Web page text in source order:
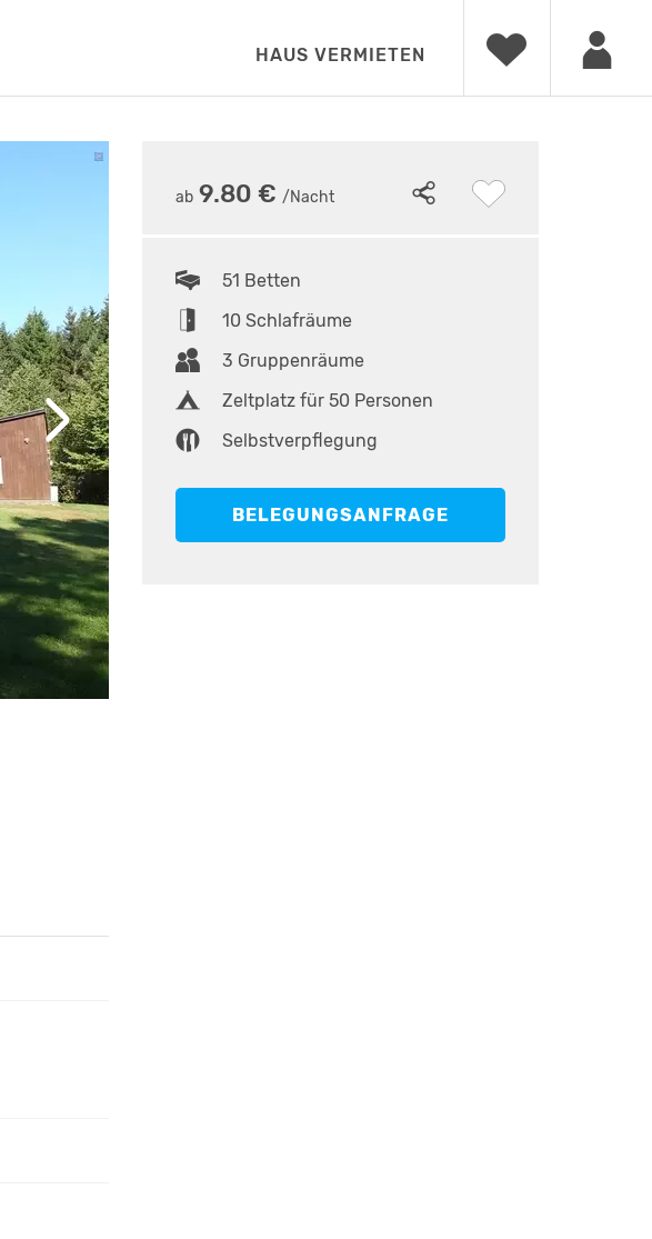
HAUS VERMIETEN
ab 9.80 €/Nacht
51 Betten
10 Schlafräume
3 Gruppenräume
Zeltplatz für 50 Personen
Selbstverpflegung
BELEGUNGSANFRAGE